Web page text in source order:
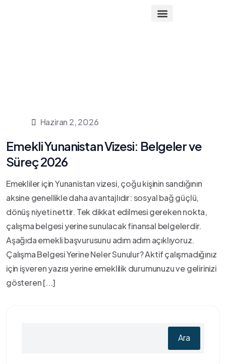
Haziran 2, 2026
Emekli Yunanistan Vizesi: Belgeler ve
Süreç 2026
Emekliler için Yunanistan vizesi, çoğu kişinin sandığının
aksine genellikle daha avantajlıdır: sosyal bağ güçlü,
dönüş niyeti nettir. Tek dikkat edilmesi gereken nokta,
çalışma belgesi yerine sunulacak finansal belgelerdir.
Aşağıda emekli başvurusunu adım adım açıklıyoruz.
Çalışma Belgesi Yerine Neler Sunulur? Aktif çalışmadığınız
için işveren yazısı yerine emeklilik durumunuzu ve gelirinizi
gösteren [...]
Ara